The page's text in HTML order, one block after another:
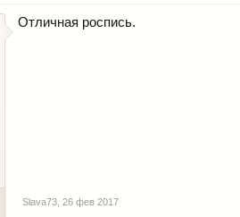
Отличная роспись.
Slava73 26 фев 2017